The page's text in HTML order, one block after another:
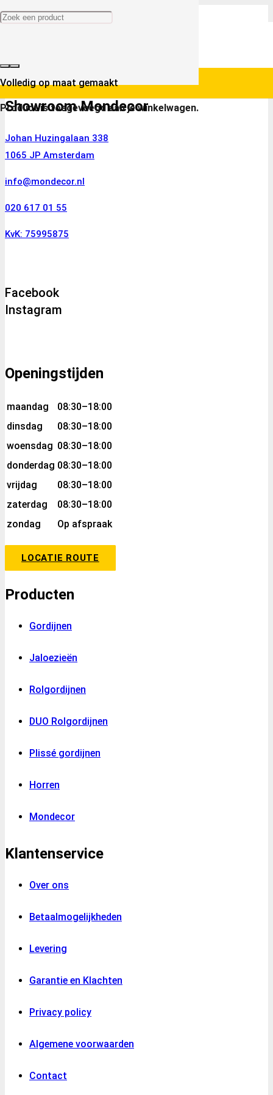
Productis toegevoegd aan je winkelwagen.
Volledig op maat gemaakt
Showroom Mondecor
Johan Huzingalaan 338
1065 JP Amsterdam
info@mondecor.nl
020 617 01 55
KvK: 75995875
Facebook
Instagram
Openingstijden
maandag
08:30–18:00
dinsdag
08:30–18:00
woensdag 08:30–18:00
donderdag 08:30–18:00
vrijdag
08:30–18:00
zaterdag
08:30–18:00
zondag
Op afspraak
LOCATIE ROUTE
Producten
Gordijnen
Jaloezieën
Rolgordijnen
DUO Rolgordijnen
Plissé gordijnen
Horren
Mondecor
Klantenservice
Over ons
Betaalmogelijkheden
Levering
Garantie en Klachten
Privacy policy
Algemene voorwaarden
Contact